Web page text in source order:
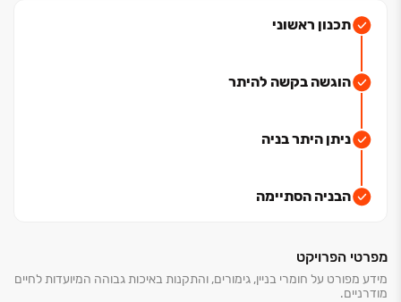
עכשווי מהפרט הכי הקטן ועד המפתח.
תכנון ראשוני
הוגשה בקשה להיתר
ניתן היתר בניה
הבניה הסתיימה
מפרטי הפרויקט
מידע מפורט על חומרי בניין, גימורים, והתקנות באיכות גבוהה המיועדות לחיים
מודרניים.